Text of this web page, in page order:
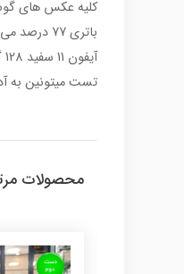
باتری
تست میتونین به
محصولات